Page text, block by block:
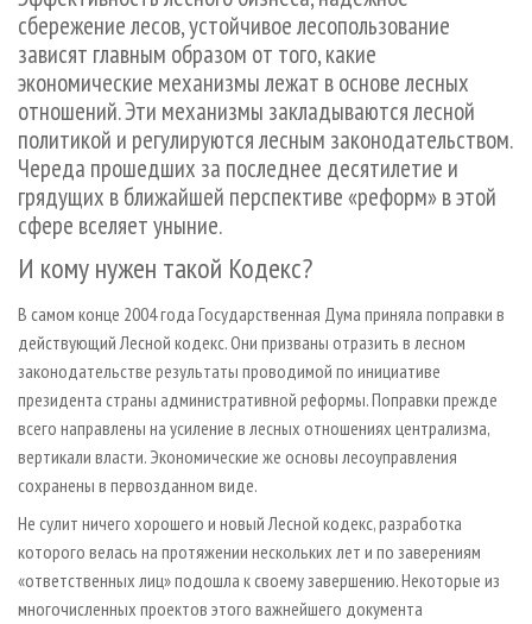
СУШКА ДРЕВЕСИНЫ
ПРОИЗВОДСТВО ДРЕВЕСНЫХ ПЛИТ
ДЕРЕВЯННОЕ ДОМОСТРОЕНИЕ
ПРОИЗВОДСТВО МЕБЕЛИ
БИОЭНЕРГЕТИКА
ЦБП
ИНСТРУМЕНТ И МАТЕРИАЛЫ
ПЕРСОНЫ
МОБИЛЬНЫЕ ВЫСТАВКИ
ОФИЦИАЛЬНЫЕ ДЕЛЕГАЦИИ
ПРИОРИТЕТНЫЕ ИНВЕСТПРОЕКТЫ
RUSSIAN FORESTRY REVIEW
ГАЗЕТА ЛЕСПРОМФОРУМ
БИБЛИОТЕКА СПЕЦИАЛИСТА
КОНТАКТЫ
РЕКЛАМА
РЕКЛАМА НА САЙТЕ
сбережение лесов, устойчивое лесопользование
зависят главным образом от того, какие
экономические механизмы лежат в основе лесных
отношений. Эти механизмы закладываются лесной
политикой и регулируются лесным законодательством.
Череда прошедших за последнее десятилетие и
грядущих в ближайшей перспективе «реформ» в этой
сфере вселяет уныние.
И кому нужен такой Кодекс?
В самом конце 2004 года Государственная Дума приняла поправки в
действующий Лесной кодекс. Они призваны отразить в лесном
законодательстве результаты проводимой по инициативе
президента страны административной реформы. Поправки прежде
всего направлены на усиление в лесных отношениях централизма,
вертикали власти. Экономические же основы лесоуправления
сохранены в первозданном виде.
Не сулит ничего хорошего и новый Лесной кодекс, разработка
которого велась на протяжении нескольких лет и по заверениям
«ответственных лиц» подошла к своему завершению. Некоторые из
многочисленных проектов этого важнейшего документа